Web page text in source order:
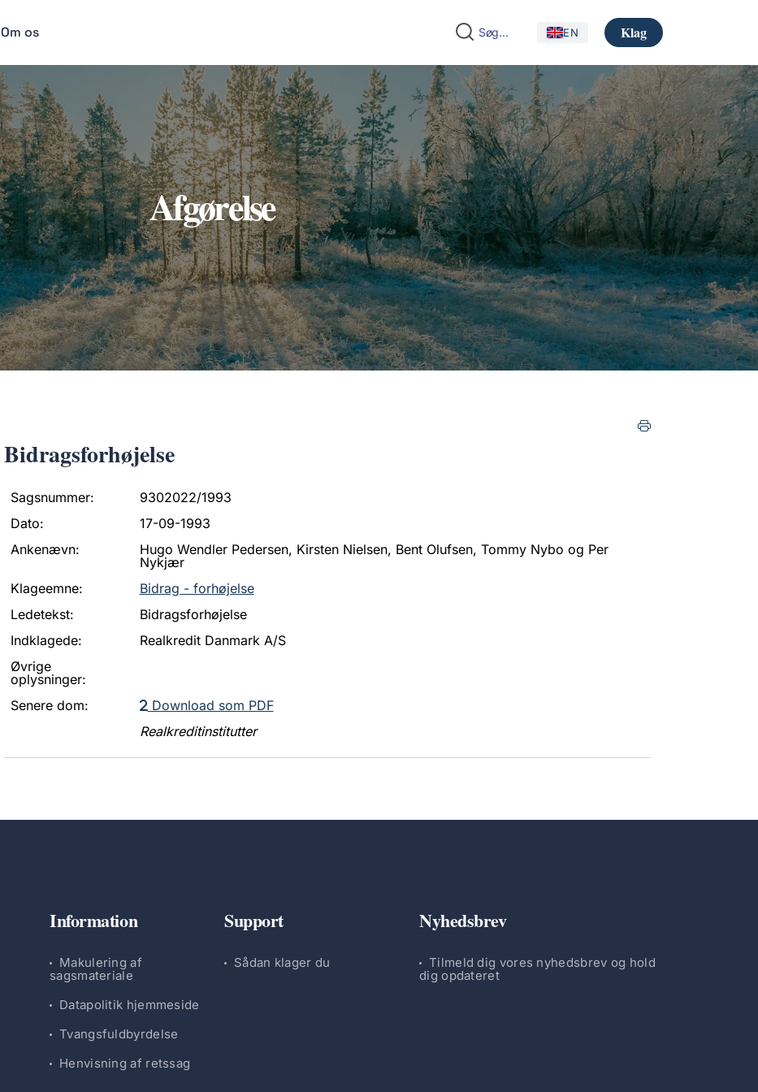
Om os EN Klag
Afgørelse
Bidragsforhøjelse
Sagsnummer:
9302022/1993
Dato:
17-09-1993
Ankenævn:
Hugo Wendler Pedersen, Kirsten Nielsen, Bent Olufsen, Tommy Nybo og Per
Nykjær
Klageemne:
Bidrag - forhøjelse
Ledetekst:
Bidragsforhøjelse
Indklagede:
Realkredit Danmark A/S
Øvrige
oplysninger:
Senere dom:
Download som PDF
Realkreditinstitutter
Information
Makulering af
sagsmateriale
Datapolitik hjemmeside
Tvangsfuldbyrdelse
Henvisning af retssag
Support
Sådan klager du
Nyhedsbrev
Tilmeld dig vores nyhedsbrev og hold
dig opdateret